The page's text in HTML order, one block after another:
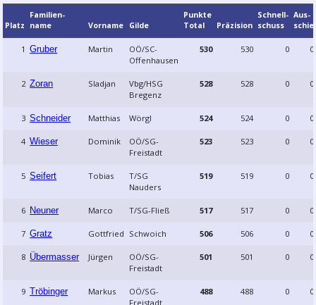
Platz
Familien­
name
Vorname Gilde
Punkte
Total
Präzision
Schnell­
schuss
Aus­
1 Gruber Martin
OÖ/SC-
Offenhausen
530 530 0 0
2 Zoran Sladjan
Vbg/HSG
Bregenz
528 528 0 0
3 Schneider Matthias Wörgl 524 524 0 0
4 Wieser Dominik
OÖ/SG-
Freistadt
523 523 0 0
5 Seifert Tobias
T/SG
Nauders
519 519 0 0
6 Neuner Marco T/SG-Fließ 517 517 0 0
7 Gratz Gottfried Schwoich 506 506 0 0
8 Übermasser Jürgen
OÖ/SG-
Freistadt
501 501 0 0
9 Tröbinger Markus
OÖ/SG-
Freistadt
488 488 0 0